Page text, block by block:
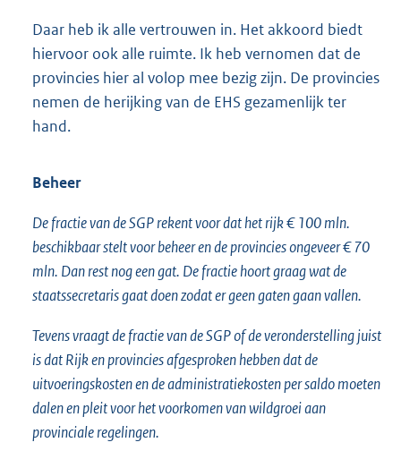
Daar heb ik alle vertrouwen in. Het akkoord biedt
hiervoor ook alle ruimte. Ik heb vernomen dat de
provincies hier al volop mee bezig zijn. De provincies
nemen de herijking van de EHS gezamenlijk ter
hand.
Beheer
De fractie van de SGP rekent voor dat het rijk € 100 mln.
beschikbaar stelt voor beheer en de provincies ongeveer € 70
mln. Dan rest nog een gat. De fractie hoort graag wat de
staatssecretaris gaat doen zodat er geen gaten gaan vallen.
Tevens vraagt de fractie van de SGP of de veronderstelling juist
is dat Rijk en provincies afgesproken hebben dat de
uitvoeringskosten en de administratiekosten per saldo moeten
dalen en pleit voor het voorkomen van wildgroei aan
provinciale regelingen.